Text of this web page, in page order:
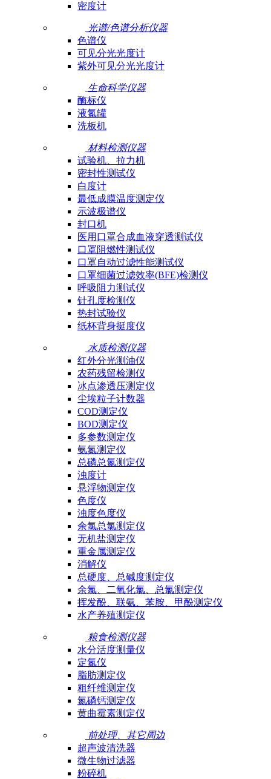
密度计
光谱/色谱分析仪器
色谱仪
可见分光光度计
紫外可见分光光度计
生命科学仪器
酶标仪
液氮罐
洗板机
材料检测仪器
试验机、拉力机
密封性测试仪
白度计
最低成膜温度测定仪
示波极谱仪
封口机
医用口罩合成血液穿透测试仪
口罩阻燃性测试仪
口罩自动过滤性能测试仪
口罩细菌过滤效率(BFE)检测仪
呼吸阻力测试仪
针孔度检测仪
热封试验仪
纸杯背身挺度仪
水质检测仪器
红外分光测油仪
农药残留检测仪
冰点渗透压测定仪
尘埃粒子计数器
COD测定仪
BOD测定仪
多参数测定仪
氨氮测定仪
总磷总氮测定仪
浊度计
悬浮物测定仪
色度仪
浊度色度仪
余氯总氯测定仪
无机盐测定仪
重金属测定仪
消解仪
总硬度、总碱度测定仪
余氯、二氧化氯、总氯测定仪
挥发酚、联氨、苯胺、甲酚测定仪
水产养殖测定仪
粮食检测仪器
水分活度测量仪
定氮仪
脂肪测定仪
粗纤维测定仪
氮磷钙测定仪
黄曲霉素测定仪
前处理、其它周边
超声波清洗器
微生物过滤器
粉碎机